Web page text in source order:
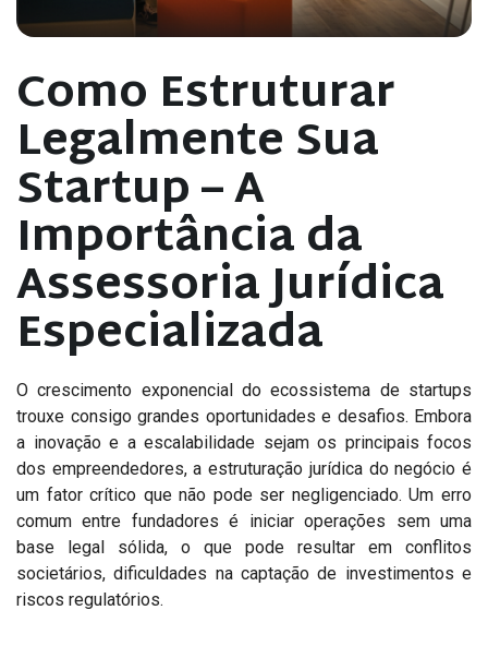
Como Estruturar
Legalmente Sua
Startup – A
Importância da
Assessoria Jurídica
Especializada
O crescimento exponencial do ecossistema de startups
trouxe consigo grandes oportunidades e desafios. Embora
a inovação e a escalabilidade sejam os principais focos
dos empreendedores, a estruturação jurídica do negócio é
um fator crítico que não pode ser negligenciado. Um erro
comum entre fundadores é iniciar operações sem uma
base legal sólida, o que pode resultar em conflitos
societários, dificuldades na captação de investimentos e
riscos regulatórios.